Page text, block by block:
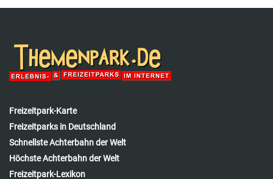
Freizeitpark-Karte
Freizeitparks in Deutschland
Schnellste Achterbahn der Welt
Höchste Achterbahn der Welt
Freizeitpark-Lexikon